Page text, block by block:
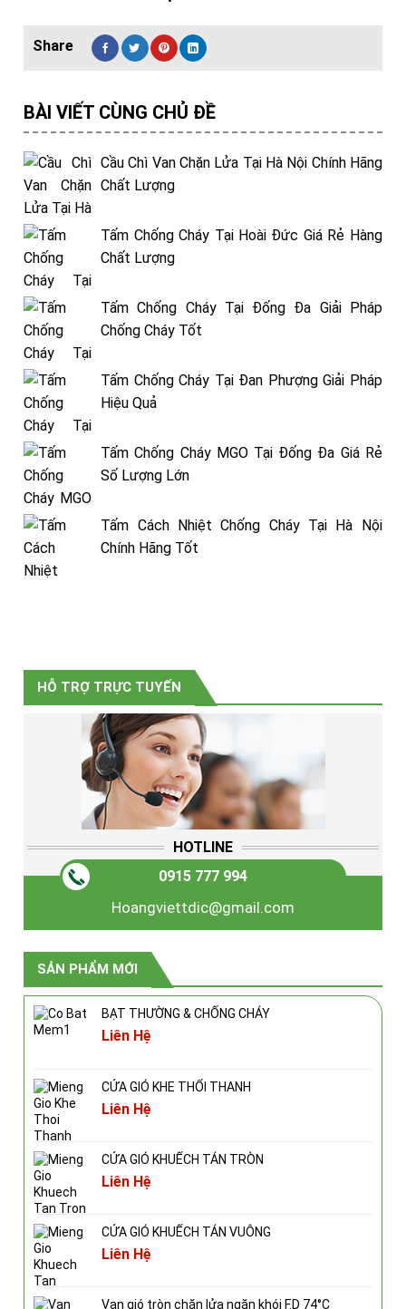
BÀI VIẾT CÙNG CHỦ ĐỀ
Cầu Chì Van Chặn Lửa Tại Hà Nội Chính Hãng
Chất Lượng
Tấm Chống Cháy Tại Hoài Đức Giá Rẻ Hàng
Chất Lượng
Tấm Chống Cháy Tại Đống Đa Giải Pháp
Chống Cháy Tốt
Tấm Chống Cháy Tại Đan Phượng Giải Pháp
Hiệu Quả
Tấm Chống Cháy MGO Tại Đống Đa Giá Rẻ
Số Lượng Lớn
Tấm Cách Nhiệt Chống Cháy Tại Hà Nội
Chính Hãng Tốt
HỖ TRỢ TRỰC TUYẾN
HOTLINE
0915 777 994
Hoangviettdic@gmail.com
SẢN PHẨM MỚI
BẠT THƯỜNG & CHỐNG CHÁY
Liên Hệ
CỬA GIÓ KHE THỔI THANH
Liên Hệ
CỬA GIÓ KHUẾCH TÁN TRÒN
Liên Hệ
CỬA GIÓ KHUẾCH TÁN VUÔNG
Liên Hệ
Van gió tròn chặn lửa ngăn khói F.D 74°C